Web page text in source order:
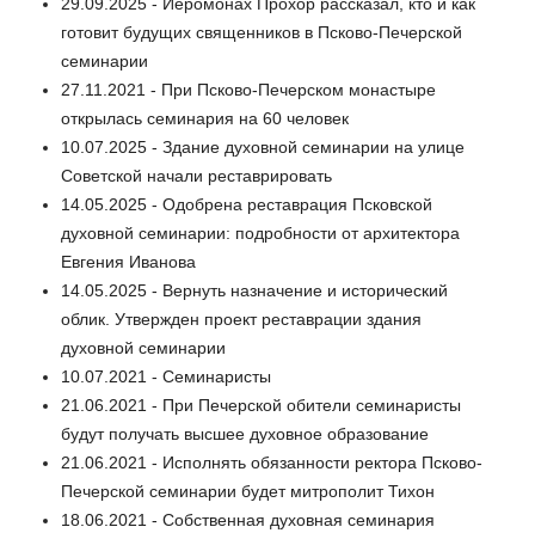
29.09.2025 - Иеромонах Прохор рассказал, кто и как
готовит будущих священников в Псково-Печерской
семинарии
27.11.2021 - При Псково-Печерском монастыре
открылась семинария на 60 человек
10.07.2025 - Здание духовной семинарии на улице
Советской начали реставрировать
14.05.2025 - Одобрена реставрация Псковской
духовной семинарии: подробности от архитектора
Евгения Иванова
14.05.2025 - Вернуть назначение и исторический
облик. Утвержден проект реставрации здания
духовной семинарии
10.07.2021 - Семинаристы
21.06.2021 - При Печерской обители семинаристы
будут получать высшее духовное образование
21.06.2021 - Исполнять обязанности ректора Псково-
Печерской семинарии будет митрополит Тихон
18.06.2021 - Собственная духовная семинария